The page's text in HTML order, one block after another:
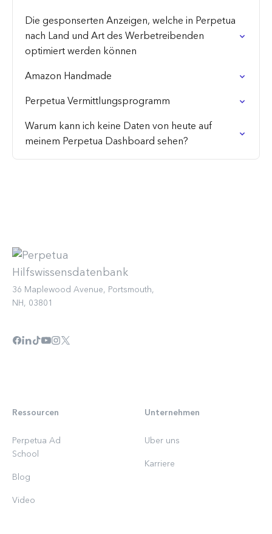
Die gesponserten Anzeigen, welche in Perpetua
nach Land und Art des Werbetreibenden
optimiert werden können
Amazon Handmade
Perpetua Vermittlungsprogramm
Warum kann ich keine Daten von heute auf
meinem Perpetua Dashboard sehen?
36 Maplewood Avenue, Portsmouth,
NH, 03801
Ressourcen
Perpetua Ad
School
Blog
Video
Unternehmen
Uber uns
Karriere